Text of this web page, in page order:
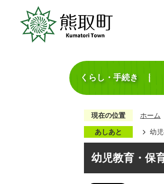
くらし・手続き
現在の位置 ホーム
あしあと 幼
幼児教育・保